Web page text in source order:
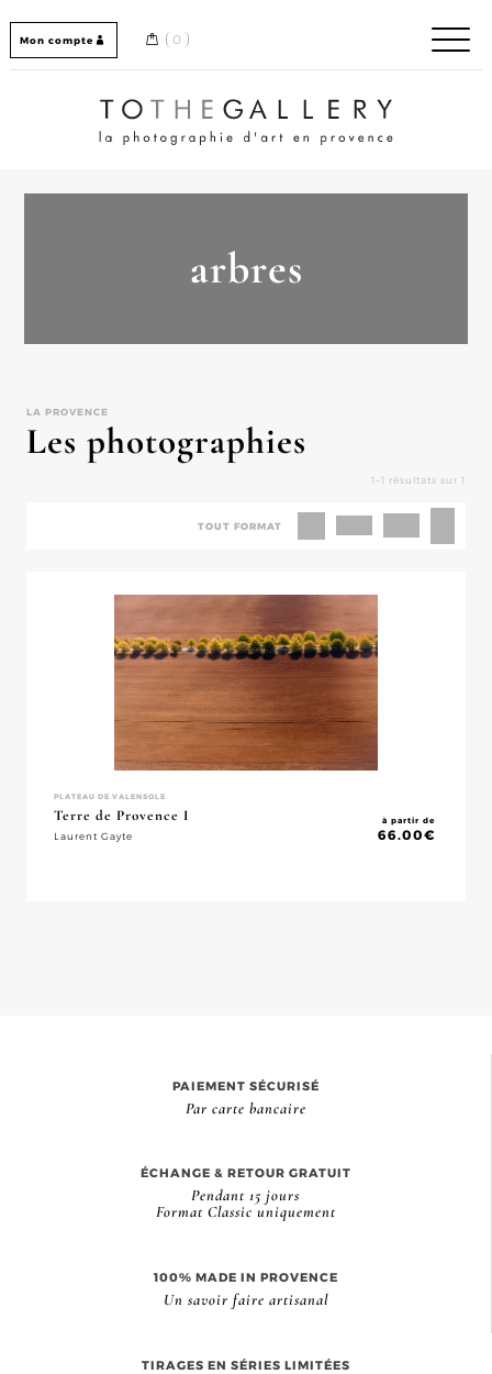
Mon compte 0
Home / Accueil
arbres
LA PROVENCE
Les photographies
1–1 résultats sur 1
TOUT FORMAT
PLATEAU DE VALENSOLE
Terre de Provence I
Laurent Gayte
à partir de
66.00€
PAIEMENT SÉCURISÉ
Par carte bancaire
ÉCHANGE & RETOUR GRATUIT
Pendant 15 jours
Format Classic uniquement
100% MADE IN PROVENCE
Un savoir faire artisanal
TIRAGES EN SÉRIES LIMITÉES